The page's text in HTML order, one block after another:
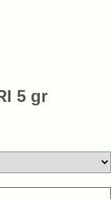
5 gr